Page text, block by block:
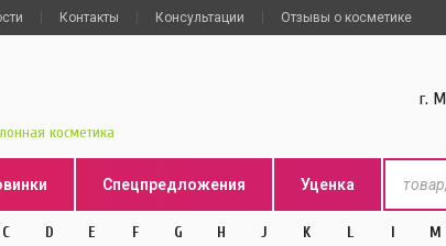
Контакты Консультации Отзывы о косметике
косметика
г.
Спецпредложения Уценка
C D E F G H J K L l M